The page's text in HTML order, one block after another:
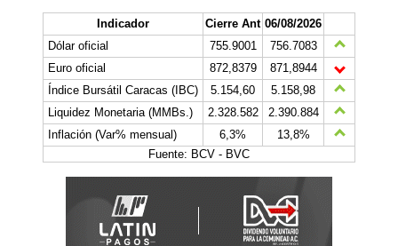
Indicador Cierre Ant 06/08/2026
Dólar oficial
755.9001
756.7083
Euro oficial
872,8379
871,8944
Índice Bursátil Caracas (IBC)
5.154,60
5.158,98
Liquidez Monetaria (MMBs.)
2.328.582
2.390.884
Inflación (Var% mensual)
6,3%
13,8%
Fuente: BCV - BVC